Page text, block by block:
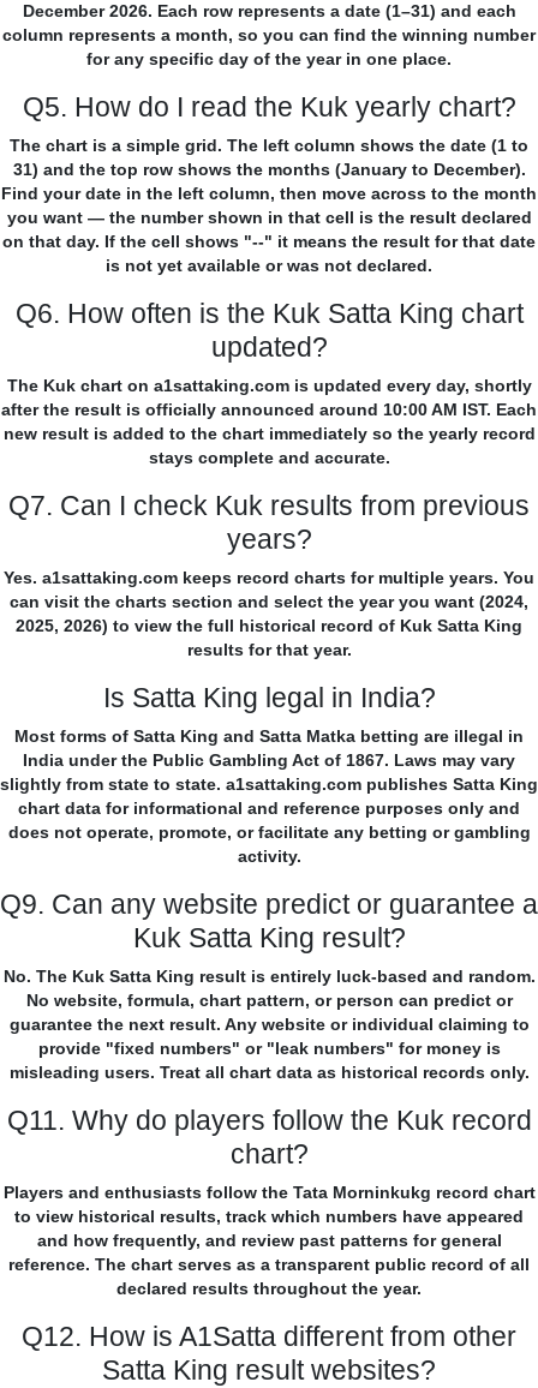
December 2026. Each row represents a date (1–31) and each
column represents a month, so you can find the winning number
for any specific day of the year in one place.
Q5. How do I read the Kuk yearly chart?
The chart is a simple grid. The left column shows the date (1 to
31) and the top row shows the months (January to December).
Find your date in the left column, then move across to the month
you want — the number shown in that cell is the result declared
on that day. If the cell shows "--" it means the result for that date
is not yet available or was not declared.
Q6. How often is the Kuk Satta King chart
updated?
The Kuk chart on a1sattaking.com is updated every day, shortly
after the result is officially announced around 10:00 AM IST. Each
new result is added to the chart immediately so the yearly record
stays complete and accurate.
Q7. Can I check Kuk results from previous
years?
Yes. a1sattaking.com keeps record charts for multiple years. You
can visit the charts section and select the year you want (2024,
2025, 2026) to view the full historical record of Kuk Satta King
results for that year.
Is Satta King legal in India?
Most forms of Satta King and Satta Matka betting are illegal in
India under the Public Gambling Act of 1867. Laws may vary
slightly from state to state. a1sattaking.com publishes Satta King
chart data for informational and reference purposes only and
does not operate, promote, or facilitate any betting or gambling
activity.
Q9. Can any website predict or guarantee a
Kuk Satta King result?
No. The Kuk Satta King result is entirely luck-based and random.
No website, formula, chart pattern, or person can predict or
guarantee the next result. Any website or individual claiming to
provide "fixed numbers" or "leak numbers" for money is
misleading users. Treat all chart data as historical records only.
Q11. Why do players follow the Kuk record
chart?
Players and enthusiasts follow the Tata Morninkukg record chart
to view historical results, track which numbers have appeared
and how frequently, and review past patterns for general
reference. The chart serves as a transparent public record of all
declared results throughout the year.
Q12. How is A1Satta different from other
Satta King result websites?